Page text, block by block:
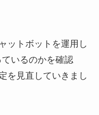
ットボットを運用し
いるのかを確認
を見直していきまし